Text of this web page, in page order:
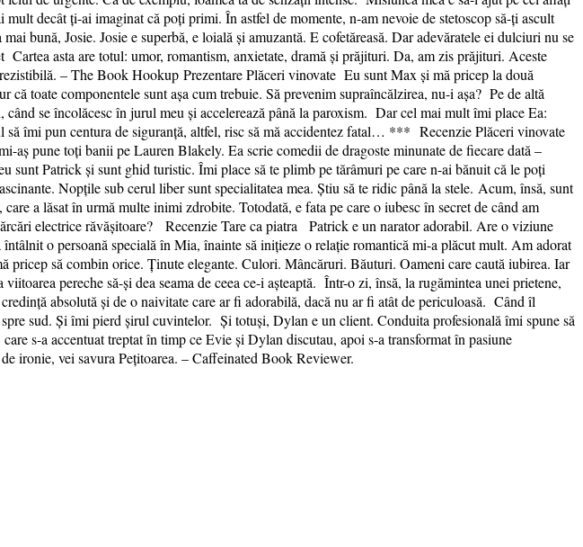
decât ți-ai imaginat că poți primi. În astfel de momente, n-am nevoie de stetoscop să-ți ascult
bună, Josie. Josie e superbă, e loială și amuzantă. E cofetăreasă. Dar adevăratele ei dulciuri nu se
asta are totul: umor, romantism, anxietate, dramă și prăjituri. Da, am zis prăjituri. Aceste
– The Book Hookup Prezentare Plăceri vinovate Eu sunt Max și mă pricep la două
toate componentele sunt așa cum trebuie. Să prevenim supraîncălzirea, nu-i așa? Pe de altă
se încolăcesc în jurul meu și accelerează până la paroxism. Dar cel mai mult îmi place Ea:
să îmi pun centura de siguranță, altfel, risc să mă accidentez fatal… *** Recenzie Plăceri vinovate
aș pune toți banii pe Lauren Blakely. Ea scrie comedii de dragoste minunate de fiecare dată –
Patrick și sunt ghid turistic. Îmi place să te plimb pe tărâmuri pe care n-ai bănuit că le poți
Nopțile sub cerul liber sunt specialitatea mea. Știu să te ridic până la stele. Acum, însă, sunt
a lăsat în urmă multe inimi zdrobite. Totodată, e fata pe care o iubesc în secret de când am
electrice răvășitoare? Recenzie Tare ca piatra Patrick e un narator adorabil. Are o viziune
o persoană specială în Mia, înainte să inițieze o relație romantică mi-a plăcut mult. Am adorat
să combin orice. Ținute elegante. Culori. Mâncăruri. Băuturi. Oameni care caută iubirea. Iar
pereche să-și dea seama de ceea ce-i așteaptă. Într-o zi, însă, la rugămintea unei prietene,
absolută și de o naivitate care ar fi adorabilă, dacă nu ar fi atât de periculoasă. Când îl
sud. Și îmi pierd șirul cuvintelor. Și totuși, Dylan e un client. Conduita profesională îmi spune să
s-a accentuat treptat în timp ce Evie și Dylan discutau, apoi s-a transformat în pasiune
ironie, vei savura Pețitoarea. – Caffeinated Book Reviewer.